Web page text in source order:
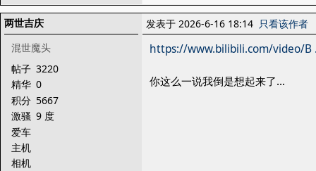
两世吉庆
混世魔头
帖子 3220
精华 0
积分 5667
激骚 9 度
爱车
主机
相机
发表于 2026-6-16 18:14 只看该作者
https://www.bilibili.com/video/B
你这么一说我倒是想起来了...